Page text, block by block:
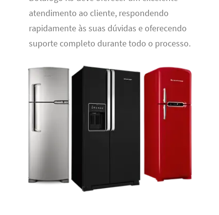
atendimento ao cliente, respondendo
rapidamente às suas dúvidas e oferecendo
suporte completo durante todo o processo.